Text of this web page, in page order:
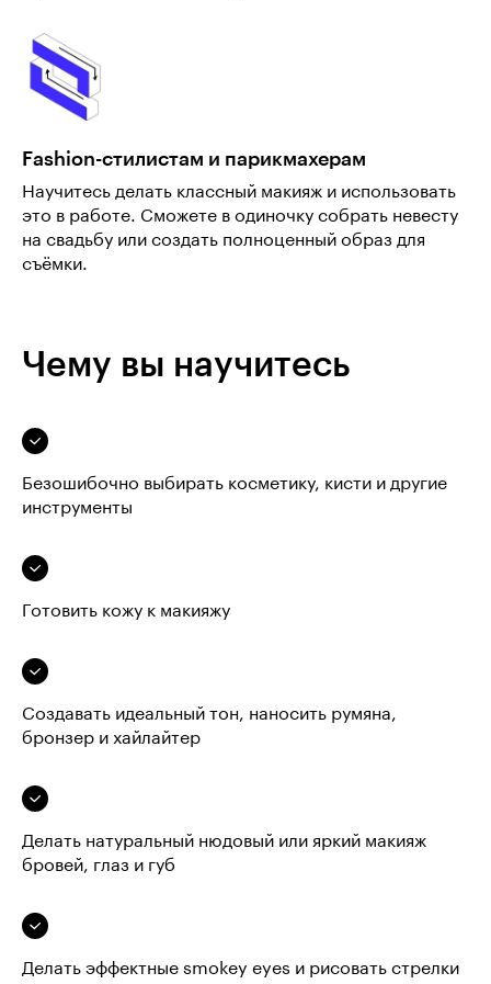
Fashion-стилистам и парикмахерам
Научитесь делать классный макияж и использовать
это в работе. Сможете в одиночку собрать невесту
на свадьбу или создать полноценный образ для
съёмки.
Чему вы научитесь
Безошибочно выбирать косметику, кисти и другие
инструменты
Готовить кожу к макияжу
Создавать идеальный тон, наносить румяна,
бронзер и хайлайтер
Делать натуральный нюдовый или яркий макияж
бровей, глаз и губ
Делать эффектные smokey eyes и рисовать стрелки